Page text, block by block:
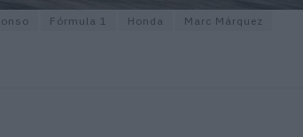
Fórmula 1 Honda
Marc Márquez